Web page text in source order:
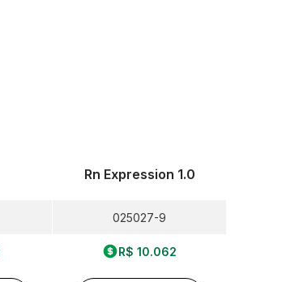
Rn Expression 1.0
025027-9
R$ 10.062